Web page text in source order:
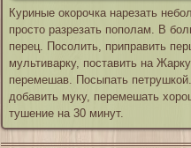
Куриные окорочка нарезать
просто разрезать пополам. В
перец. Посолить, приправить
мультиварку, поставить на
перемешав. Посыпать
добавить муку, перемешать
тушение на 30 минут.